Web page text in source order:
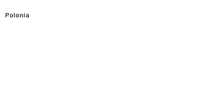
Polonia